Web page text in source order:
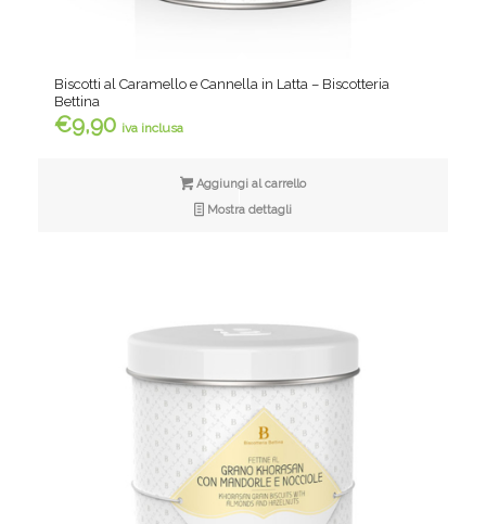
Biscotti al Caramello e Cannella in Latta – Biscotteria
Bettina
€9,90 iva inclusa
Aggiungi al carrello
Mostra dettagli